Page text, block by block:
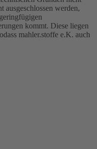
ausgeschlossen werden,
kommt. Diese liegen
mahler.stoffe e.K. auch